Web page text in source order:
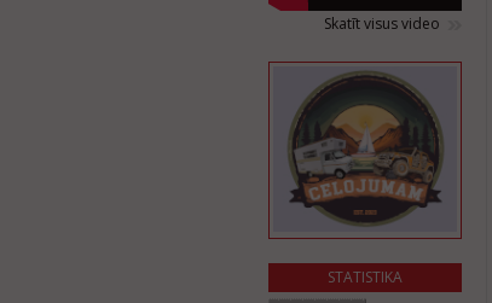
Skatīt visus video
STATISTIKA